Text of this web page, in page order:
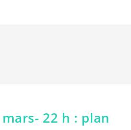
22 h : plan